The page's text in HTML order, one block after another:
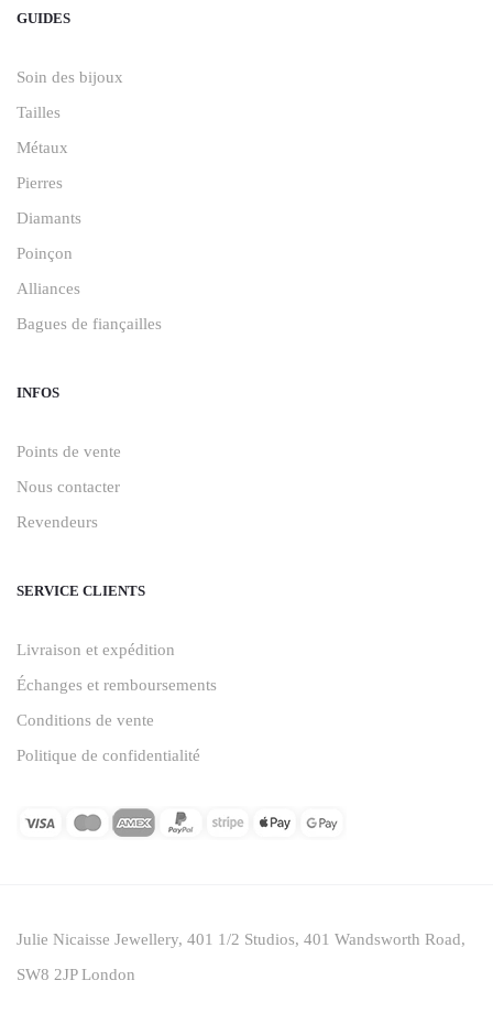
GUIDES
Soin des bijoux
Tailles
Métaux
Pierres
Diamants
Poinçon
Alliances
Bagues de fiançailles
INFOS
Points de vente
Nous contacter
Revendeurs
SERVICE CLIENTS
Livraison et expédition
Échanges et remboursements
Conditions de vente
Politique de confidentialité
Julie Nicaisse Jewellery, 401 1/2 Studios, 401 Wandsworth Road,
SW8 2JP London